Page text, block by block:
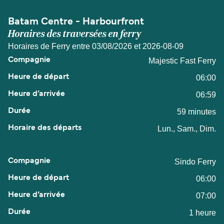
Batam Centre - Harbourfront
Horaires des traversées en ferry
Horaires de Ferry entre 03/08/2026 et 2026-08-09
Majestic Fast Ferry
06:00
06:59
59 minutes
Lun., Sam., Dim.
Sindo Ferry
06:00
07:00
1 heure